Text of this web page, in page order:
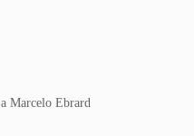
Marcelo Ebrard